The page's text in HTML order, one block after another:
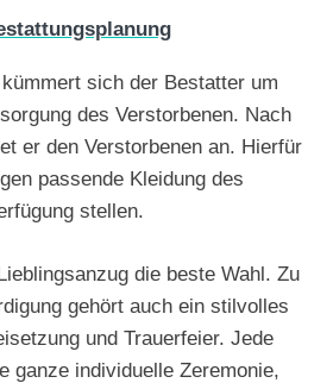
sich der Bestatter um
des Verstorbenen. Nach
er den Verstorbenen an. Hierfür
passende Kleidung des
stellen.
die beste Wahl. Zu
gehört auch ein stilvolles
und Trauerfeier. Jede
ganze individuelle Zeremonie,